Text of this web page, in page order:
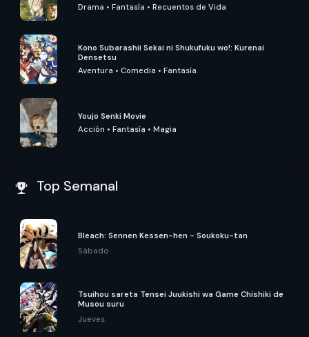
Drama •Fantasía •Recuentos de Vida
Kono Subarashii Sekai ni Shukufuku wo!: Kurenai
Densetsu
Aventura •Comedia •Fantasía
Youjo Senki Movie
Acción •Fantasía •Magia
Top Semanal
Bleach: Sennen Kessen-hen - Soukoku-tan
Sábado
Tsuihou sareta Tensei Juukishi wa Game Chishiki de
Musou suru
Jueves